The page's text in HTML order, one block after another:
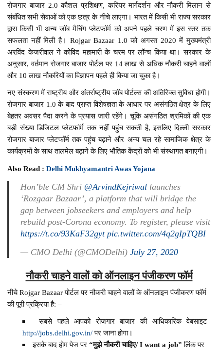
रोजगार बाजार 2.0 कौशल प्रशिक्षण, करियर मार्गदर्शन और नौकरी मिलान से
संबंधित सभी सेवाओं को एक छत्र के नीचे लाएगा। भारत में किसी भी राज्य सरकार
द्वारा किसी भी अन्य जॉब मैचिंग प्लेटफॉर्म को अपने पहले चरण में इस स्तर तक
सफलता नहीं मिली है। Rojgar Bazaar 1.0 को अगस्त 2020 में मुख्यमंत्री
अरविंद केजरीवाल ने कोविद महामारी के चरम पर लॉन्च किया था। सरकार के
अनुसार, वर्तमान रोजगार बाजार पोर्टल पर 14 लाख से अधिक नौकरी चाहने वालों
और 10 लाख नौकरियों का विज्ञापन पहले ही किया जा चुका है।
नए संस्करण में राष्ट्रीय और अंतर्राष्ट्रीय जॉब पोर्टल्स की अतिरिक्त सुविधा होगी।
रोजगार बाजार 1.0 के बाद प्राप्त विशेषज्ञता के आधार पर असंगठित क्षेत्र के लिए
बेहतर अवसर पैदा करने के प्रयास जारी रहेंगे। चूंकि असंगठित श्रमिकों की एक
बड़ी संख्या डिजिटल प्लेटफॉर्म तक नहीं पहुंच सकती है, इसलिए दिल्ली सरकार
रोजगार बाजार प्लेटफॉर्म तक पहुंच बढ़ाने और अन्य चल रहे सामाजिक क्षेत्र के
कार्यक्रमों के साथ तालमेल बढ़ाने के लिए भौतिक केंद्रों को भी संस्थागत बनाएगी।
Also Read :Delhi Mukhyamantri Awas Yojana
Hon’ble CM Shri @ArvindKejriwallaunches
‘Rozgaar Bazaar’, a platform that will bridge the
gap between jobseekers and employers and help
rebuild post-Corona economy. To register, please visit
https://t.co/93KaF32gyt pic.twitter.com/4q2gIpTQBI
— CMO Delhi (@CMODelhi) July 27, 2020
नौकरी चाहने वालों को ऑनलाइन पंजीकरण फॉर्म
नीचे Rojgar Bazaar पोर्टल पर नौकरी चाहने वालों के ऑनलाइन पंजीकरण फॉर्म
की पूरी प्रक्रिया है: –
सबसे पहले आपको रोजगार बाजार की आधिकारिक वेबसाइट
http://jobs.delhi.gov.in/पर जाना होगा।
इसके बाद होम पेज पर “मुझे नौकरी चाहिए/ I want a job” लिंक पर